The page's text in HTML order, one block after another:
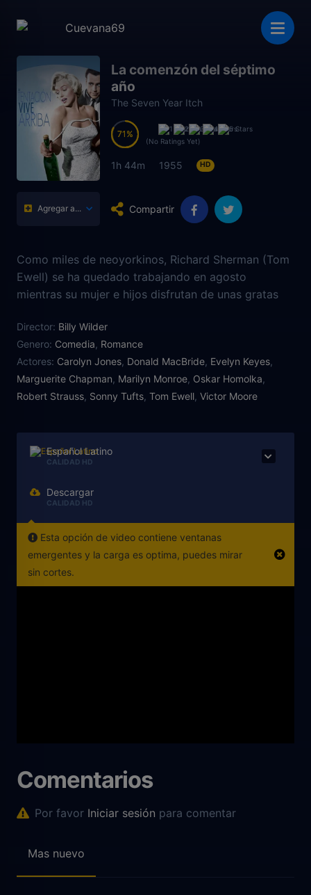
Agregar a...
La comenzón del séptimo
año
The Seven Year Itch
71
71
(No Ratings Yet)
1h 44m 1955 HD
Compartir
Como miles de neoyorkinos, Richard Sherman (Tom
Ewell) se ha quedado trabajando en agosto
mientras su mujer e hijos disfrutan de unas gratas
recomendaciones de su esposa, está dispuesto a
dejar de fumar, de beber, a acostarse pronto y
sobre todo a no echar una cana al aire. Pero la
tentación aparece cuando conoce a una
despampanante vecina (Marilyn Monroe), tan sexy
Director: Billy Wilder
Genero: Comedia Romance
Actores: Carolyn Jones Donald MacBride Evelyn Keyes
Marguerite Chapman Marilyn Monroe Oskar Homolka
Robert Strauss Sonny Tufts Tom Ewell Victor Moore
Español Latino
CALIDAD HD
Descargar
CALIDAD HD
Esta opción de video contiene ventanas
emergentes y la carga es optima, puedes mirar
sin cortes.
Comentarios
Por favor Iniciar sesión para comentar
Mas nuevo